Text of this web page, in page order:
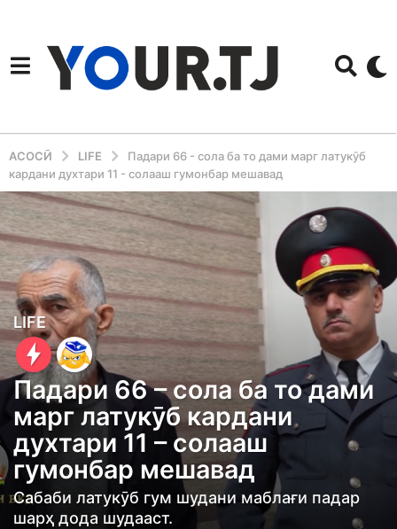
АСОСӢ LIFE
Падари 66 - сола ба то дами марг латукӯб
кардани духтари 11 - солааш гумонбар мешавад
4
y
e
a
r
s
a
g
o
LIFE
Падари 66 – сола ба то дами
марг латукӯб кардани
духтари 11 – солааш
гумонбар мешавад
Сабаби латукӯб гум шудани маблағи падар
шарҳ дода шудааст.